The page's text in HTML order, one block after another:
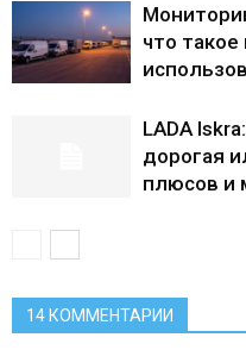
что такое
LADA
дорогая
плюсов и
14 КОММЕНТАРИИ